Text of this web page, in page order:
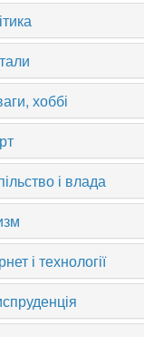
хоббі
і влада
і технології